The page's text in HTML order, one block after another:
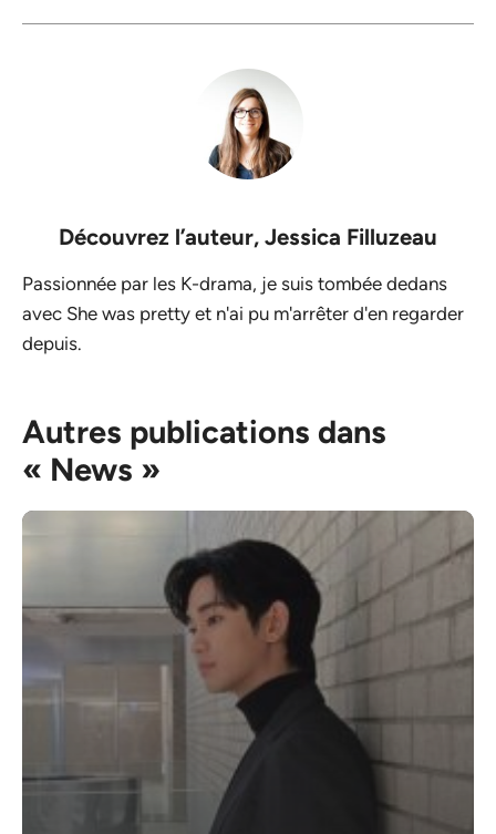
Découvrez l’auteur, Jessica Filluzeau
Passionnée par les K-drama, je suis tombée dedans
avec She was pretty et n'ai pu m'arrêter d'en regarder
depuis.
Autres publications dans
« News »